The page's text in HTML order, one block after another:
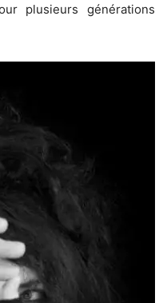
plusieurs générations